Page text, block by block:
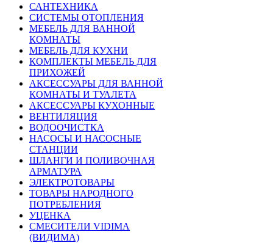
САНТЕХНИКА
СИСТЕМЫ ОТОПЛЕНИЯ
МЕБЕЛЬ ДЛЯ ВАННОЙ
КОМНАТЫ
МЕБЕЛЬ ДЛЯ КУХНИ
КОМПЛЕКТЫ МЕБЕЛЬ ДЛЯ
ПРИХОЖЕЙ
АКСЕССУАРЫ ДЛЯ ВАННОЙ
КОМНАТЫ И ТУАЛЕТА
АКСЕССУАРЫ КУХОННЫЕ
ВЕНТИЛЯЦИЯ
ВОДООЧИСТКА
НАСОСЫ И НАСОСНЫЕ
СТАНЦИИ
ШЛАНГИ И ПОЛИВОЧНАЯ
АРМАТУРА
ЭЛЕКТРОТОВАРЫ
ТОВАРЫ НАРОДНОГО
ПОТРЕБЛЕНИЯ
УЦЕНКА
СМЕСИТЕЛИ VIDIMA
(ВИДИМА)